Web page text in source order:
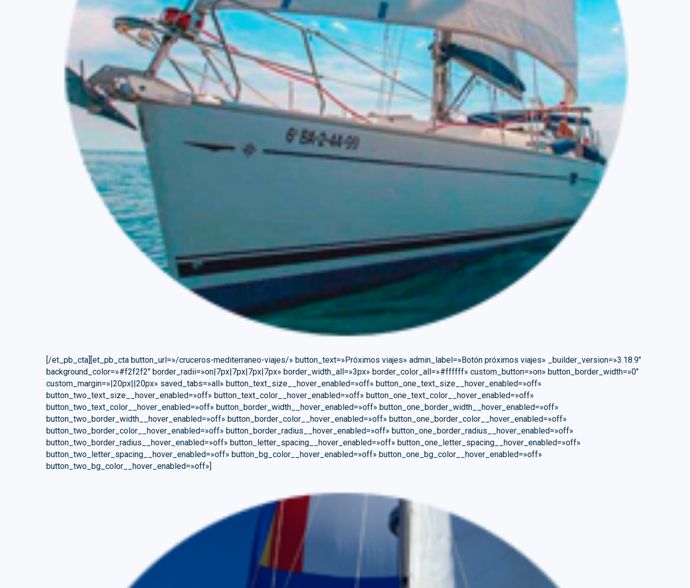
[/et_pb_cta][et_pb_cta button_url=»/cruceros-mediterraneo-viajes/» button_text=»Próximos viajes» admin_label=»Botón próximos viajes» _builder_version=»3.18.9″
background_color=»#f2f2f2″ border_radii=»on|7px|7px|7px|7px» border_width_all=»3px» border_color_all=»#ffffff» custom_button=»on» button_border_width=»0″
custom_margin=»|20px||20px» saved_tabs=»all» button_text_size__hover_enabled=»off» button_one_text_size__hover_enabled=»off»
button_two_text_size__hover_enabled=»off» button_text_color__hover_enabled=»off» button_one_text_color__hover_enabled=»off»
button_two_text_color__hover_enabled=»off» button_border_width__hover_enabled=»off» button_one_border_width__hover_enabled=»off»
button_two_border_width__hover_enabled=»off» button_border_color__hover_enabled=»off» button_one_border_color__hover_enabled=»off»
button_two_border_color__hover_enabled=»off» button_border_radius__hover_enabled=»off» button_one_border_radius__hover_enabled=»off»
button_two_border_radius__hover_enabled=»off» button_letter_spacing__hover_enabled=»off» button_one_letter_spacing__hover_enabled=»off»
button_two_letter_spacing__hover_enabled=»off» button_bg_color__hover_enabled=»off» button_one_bg_color__hover_enabled=»off»
button_two_bg_color__hover_enabled=»off»]